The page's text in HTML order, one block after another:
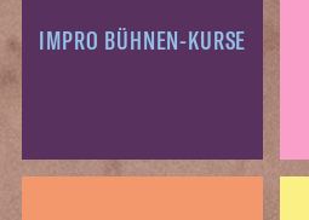
IMPRO BÜHNEN-KURSE